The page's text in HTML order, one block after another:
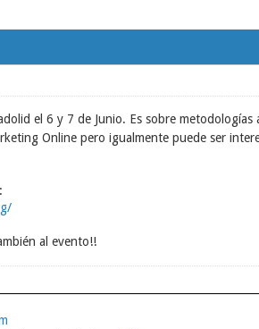
el 6 y 7 de Junio. Es sobre
Online pero igualmente puede ser
al evento!!